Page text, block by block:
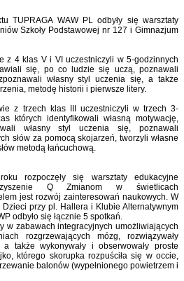
TUPRAGA WAW PL odbyły się warsztaty
Szkoły Podstawowej nr 127 i Gimnazjum
z 4 klas V i VI uczestniczyli w 5-godzinnych
się, po co ludzie się uczą, poznawali
własny styl uczenia się, a także
metodę historii i pierwsze litery.
z trzech klas III uczestniczyli w trzech 3-
których identyfikowali własną motywację,
własny styl uczenia się, poznawali
słów za pomocą skojarzeń, tworzyli własne
metodą łańcuchową.
rozpoczęły się warsztaty edukacyjne
Q Zmianom w świetlicach
jest rozwój zainteresowań naukowych. W
Dzieci przy pl. Hallera i Klubie Alternatywnym
odbyło się łącznie 5 spotkań.
w zabawach integracyjnych umożliwiających
rozgrzewających mózg, rozwiązywały
a także wykonywały i obserwowały proste
którego skorupka rozpuściła się w occie,
balonów (wypełnionego powietrzem i